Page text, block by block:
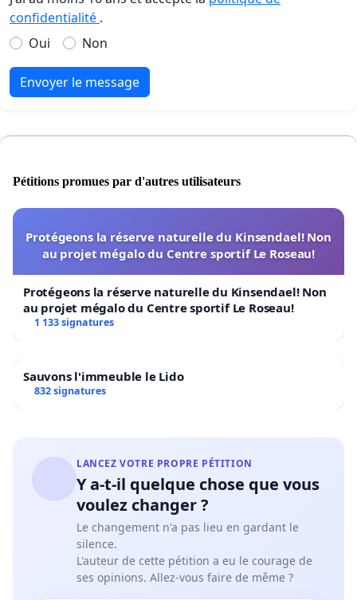
confidentialité .
Oui
Non
Envoyer le message
Pétitions promues par d'autres utilisateurs
Protégeons la réserve naturelle du Kinsendael! Non
au projet mégalo du Centre sportif Le Roseau!
Protégeons la réserve naturelle du Kinsendael! Non
au projet mégalo du Centre sportif Le Roseau!
1 133 signatures
Sauvons l'immeuble le Lido
832 signatures
LANCEZ VOTRE PROPRE PÉTITION
Y a-t-il quelque chose que vous
voulez changer ?
Le changement n'a pas lieu en gardant le
silence.
L'auteur de cette pétition a eu le courage de
ses opinions. Allez-vous faire de même ?